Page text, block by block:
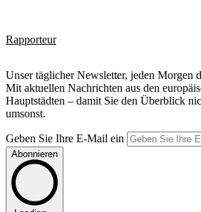
Rapporteur
Unser täglicher Newsletter, jeden Morgen
Mit aktuellen Nachrichten aus den
Hauptstädten – damit Sie den Überblick
umsonst.
Geben Sie Ihre E-Mail ein
Abonnieren